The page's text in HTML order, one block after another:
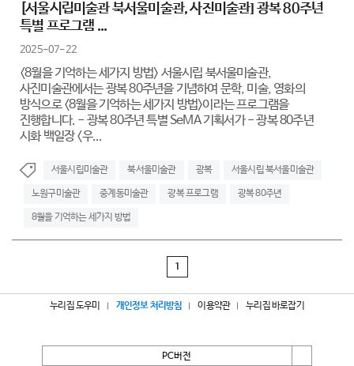
[서울시립미술관 북서울미술관, 사진미술관] 광복 80주년
특별 프로그램 ...
2025-07-22
<8월을 기억하는 세가지 방법> 서울시립 북서울미술관,
사진미술관에서는 광복 80주년을 기념하여 문학, 미술, 영화의
방식으로 <8월을 기억하는 세가지 방법>이라는 프로그램을
진행합니다. - 광복 80주년 특별 SeMA 기획서가 - 광복 80주년
시화 백일장 <우...
서울시립미술관 북서울미술관 광복 서울시립 북서울미술관
노원구미술관 중계동미술관 광복 프로그램 광복 80주년
8월을 기억하는 세가지 방법
1
누리집 도우미 개인정보 처리방침 이용약관 누리집 바로잡기
PC버전